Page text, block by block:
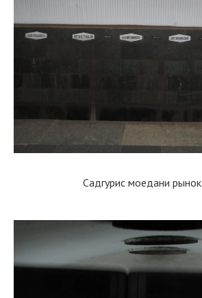
Садгурис моедани рынок